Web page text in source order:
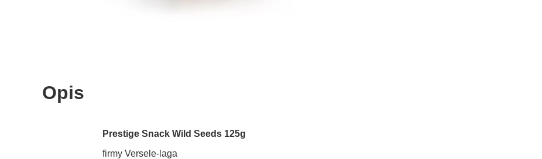
Opis
Prestige Snack Wild Seeds 125g
firmy Versele-laga